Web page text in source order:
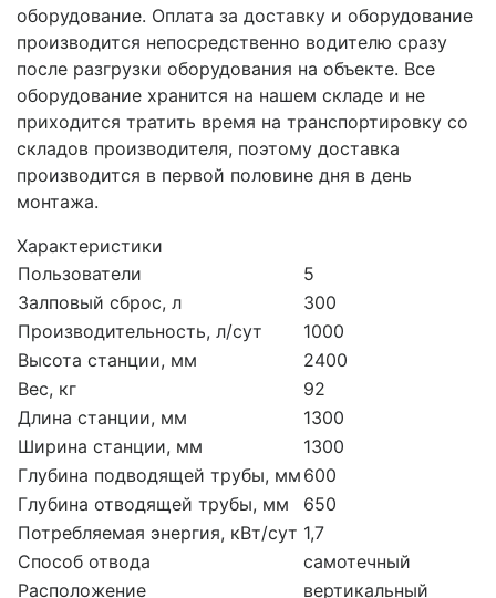
оборудование. Оплата за доставку и оборудование
производится непосредственно водителю сразу
после разгрузки оборудования на объекте. Все
оборудование хранится на нашем складе и не
приходится тратить время на транспортировку со
складов производителя, поэтому доставка
производится в первой половине дня в день
монтажа.
Характеристики
Пользователи
5
Залповый сброс, л
300
Производительность, л/сут
1000
Высота станции, мм
2400
Вес, кг
92
Длина станции, мм
1300
Ширина станции, мм
1300
Глубина подводящей трубы, мм 600
Глубина отводящей трубы, мм
650
Потребляемая энергия, кВт/сут 1,7
Способ отвода
самотечный
Расположение
вертикальный